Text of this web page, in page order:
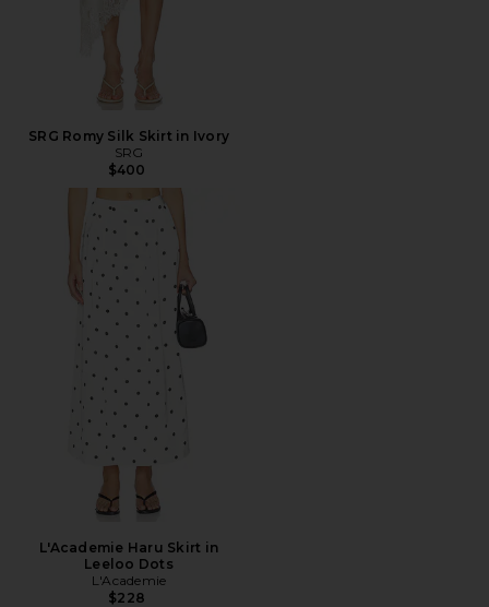
SRG Romy Silk Skirt in Ivory
SRG
$400
L'Academie Haru Skirt in
Leeloo Dots
L'Academie
$228